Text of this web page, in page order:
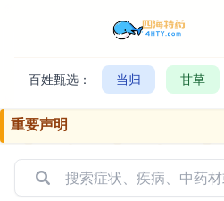
百姓甄选： 当归 甘草
重要声明